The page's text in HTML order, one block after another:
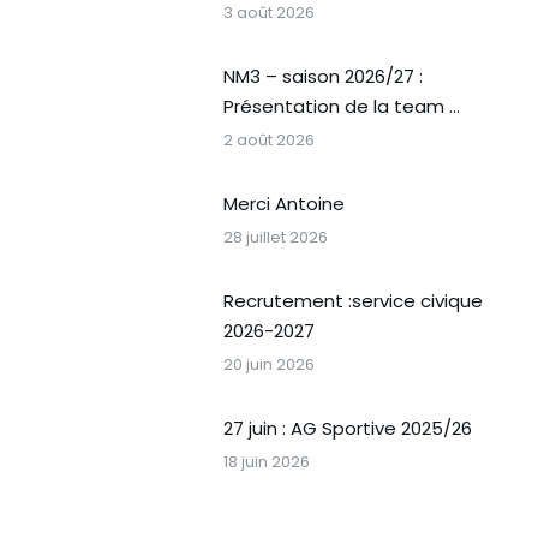
3 août 2026
NM3 – saison 2026/27 :
Présentation de la team …
2 août 2026
Merci Antoine
28 juillet 2026
Recrutement :service civique
2026-2027
20 juin 2026
27 juin : AG Sportive 2025/26
18 juin 2026